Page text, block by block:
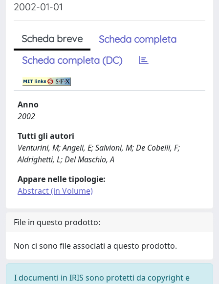
2002-01-01
Scheda breve
Scheda completa
Scheda completa (DC)
Anno
2002
Tutti gli autori
Venturini, M; Angeli, E; Salvioni, M; De Cobelli, F;
Aldrighetti, L; Del Maschio, A
Appare nelle tipologie:
Abstract (in Volume)
File in questo prodotto:
Non ci sono file associati a questo prodotto.
I documenti in IRIS sono protetti da copyright e